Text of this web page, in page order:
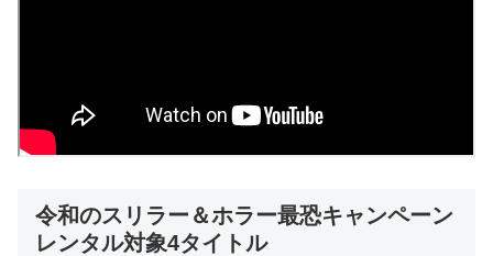
令和のスリラー＆ホラー最恐キャンペーン
レンタル対象4タイトル